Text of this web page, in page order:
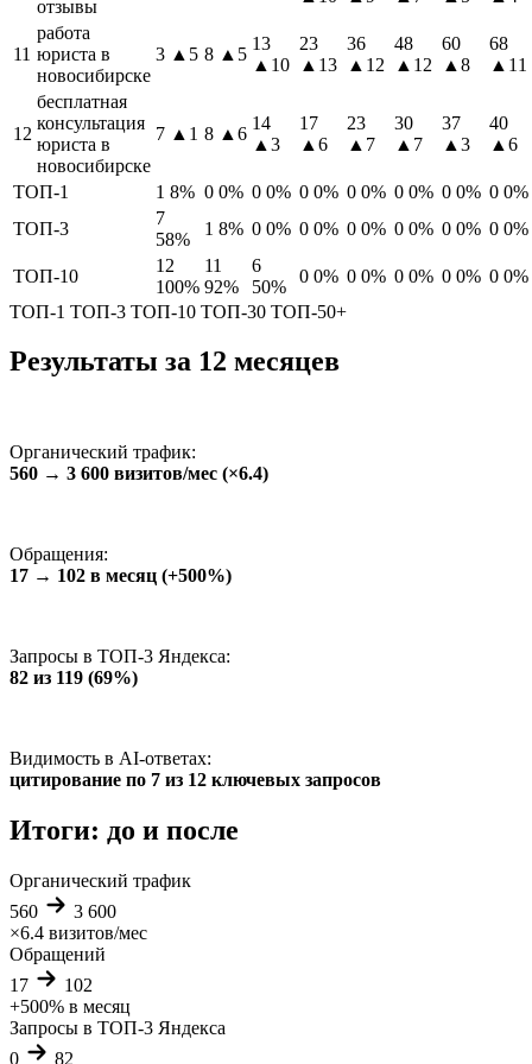
отзывы
11
работа
юриста в
новосибирске
3 ▲5 8 ▲5
13
▲10
23
▲13
36
▲12
48
▲12
60
▲8
68
▲11
12
бесплатная
консультация
юриста в
новосибирске
7 ▲1 8 ▲6
14
▲3
17
▲6
23
▲7
30
▲7
37
▲3
40
▲6
ТОП-1 1 8% 0 0% 0 0% 0 0% 0 0% 0 0% 0 0% 0 0%
ТОП-3
7
58%
1 8% 0 0% 0 0% 0 0% 0 0% 0 0% 0 0%
ТОП-10
12
100%
11
92%
6
50%
0 0% 0 0% 0 0% 0 0% 0 0%
ТОП-1 ТОП-3 ТОП-10 ТОП-30 ТОП-50+
Результаты за 12 месяцев
Органический трафик:
560 → 3 600 визитов/мес (×6.4)
Обращения:
17 → 102 в месяц (+500%)
Запросы в ТОП-3 Яндекса:
82 из 119 (69%)
Видимость в AI-ответах:
цитирование по 7 из 12 ключевых запросов
Итоги: до и после
Органический трафик
560
3 600
×6.4 визитов/мес
Обращений
17
102
+500% в месяц
Запросы в ТОП-3 Яндекса
0
82